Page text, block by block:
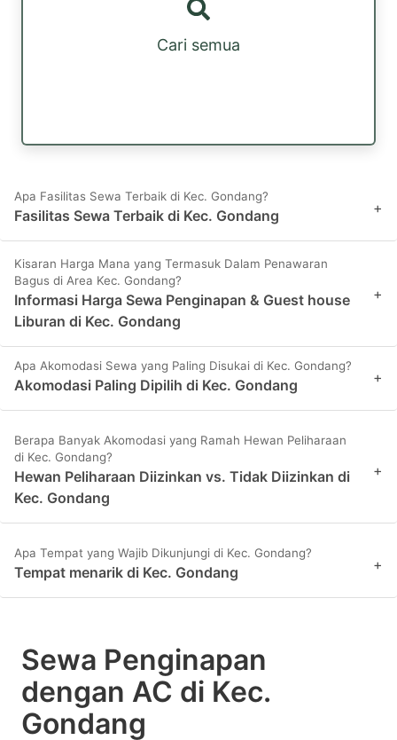
Cari semua
Apa Fasilitas Sewa Terbaik di Kec. Gondang?
Fasilitas Sewa Terbaik di Kec. Gondang +
Kisaran Harga Mana yang Termasuk Dalam Penawaran
Bagus di Area Kec. Gondang?
Informasi Harga Sewa Penginapan & Guest house
Liburan di Kec. Gondang
+
Apa Akomodasi Sewa yang Paling Disukai di Kec. Gondang?
Akomodasi Paling Dipilih di Kec. Gondang +
Berapa Banyak Akomodasi yang Ramah Hewan Peliharaan
di Kec. Gondang?
Hewan Peliharaan Diizinkan vs. Tidak Diizinkan di
Kec. Gondang
+
Apa Tempat yang Wajib Dikunjungi di Kec. Gondang?
Tempat menarik di Kec. Gondang +
Sewa Penginapan
dengan AC di Kec.
Gondang